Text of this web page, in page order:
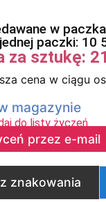
w
paczki: 10
za sztukę:
cena w ciągu
magazynie
do listy życzeń
przez e-mail
znakowania